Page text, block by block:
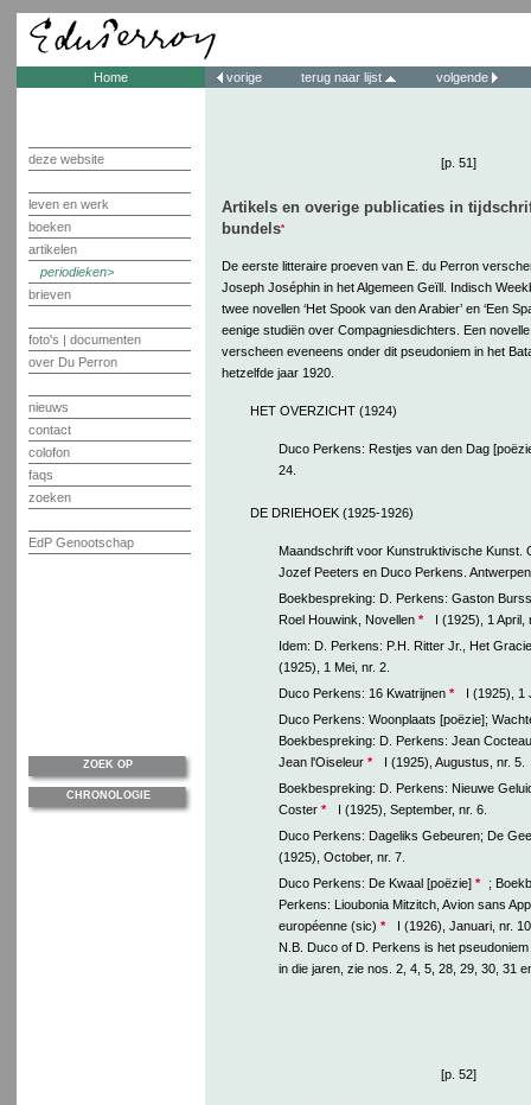
Home
deze website
leven en werk
boeken
artikelen
periodieken
brieven
foto's | documenten
over Du Perron
nieuws
contact
colofon
faqs
zoeken
EdP Genootschap
vorige terug naar lijst volgende
[p. 51]
Artikels en overige publicaties in
bundels*
De eerste litteraire proeven van E. du Perron
Joseph Joséphin in het Algemeen Geïll. Indisch
twee novellen ‘Het Spook van den Arabier’ en ‘Een
eenige studiën over Compagniesdichters. Een novelle
verscheen eveneens onder dit pseudoniem in het
hetzelfde jaar 1920.
HET OVERZICHT (1924)
Duco Perkens: Restjes van den Dag
24.
DE DRIEHOEK (1925-1926)
Maandschrift voor Kunstruktivische Kunst.
Jozef Peeters en Duco Perkens.
Boekbespreking: D. Perkens: Gaston
Roel Houwink, Novellen *
I (1925), 1 April,
Idem: D. Perkens: P.H. Ritter Jr., Het
(1925), 1 Mei, nr. 2.
Duco Perkens: 16 Kwatrijnen *
I (1925), 1
Duco Perkens: Woonplaats [poëzie];
Boekbespreking: D. Perkens: Jean
Jean l'Oiseleur *
I (1925), Augustus, nr. 5.
Boekbespreking: D. Perkens: Nieuwe
Coster *
I (1925), September, nr. 6.
Duco Perkens: Dageliks Gebeuren; De
(1925), October, nr. 7.
Duco Perkens: De Kwaal [poëzie] *
;
Perkens: Lioubonia Mitzitch, Avion sans
européenne (sic) *
I (1926), Januari, nr.
N.B. Duco of D. Perkens is het
in die jaren, zie nos. 2, 4, 5, 28, 29, 30, 31
[p. 52]
ZOEK OP
CHRONOLOGIE